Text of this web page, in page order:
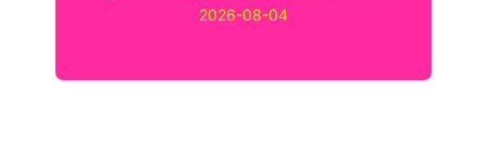
2026-08-04